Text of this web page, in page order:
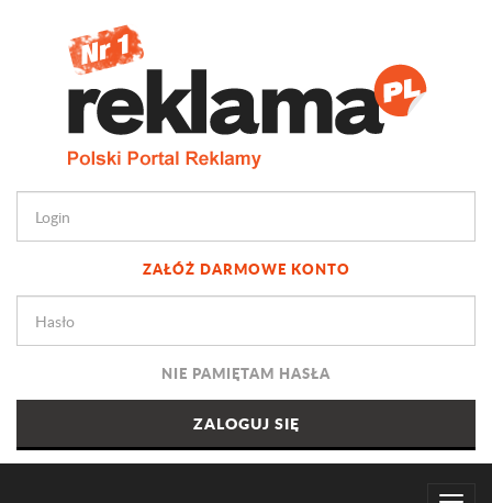
ZAŁÓŻ DARMOWE KONTO
NIE PAMIĘTAM HASŁA